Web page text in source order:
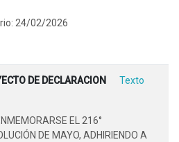
24/02/2026
DE DECLARACION
Texto
EL 216°
DE MAYO, ADHIRIENDO A